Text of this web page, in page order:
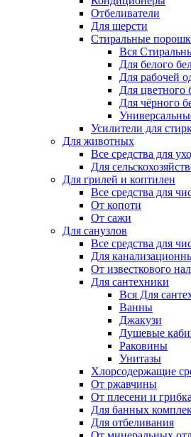
Отбеливатели
Для шерсти
Стиральные
Вся
Для белого
Для рабочей
Для цветного
Для чёрного
Усилители для
Для животных
Все средства для
Для
Для грилей и коптилен
Все средства для
От копоти
От сажи
Для санузлов
Все средства для
Для
От известкового
Для сантехники
Вся Для
Ванны
Джакузи
Душевые
Раковины
Унитазы
Хлорсодержащие
От ржавчины
От плесени и грибка
Для банных
Для отбеливания